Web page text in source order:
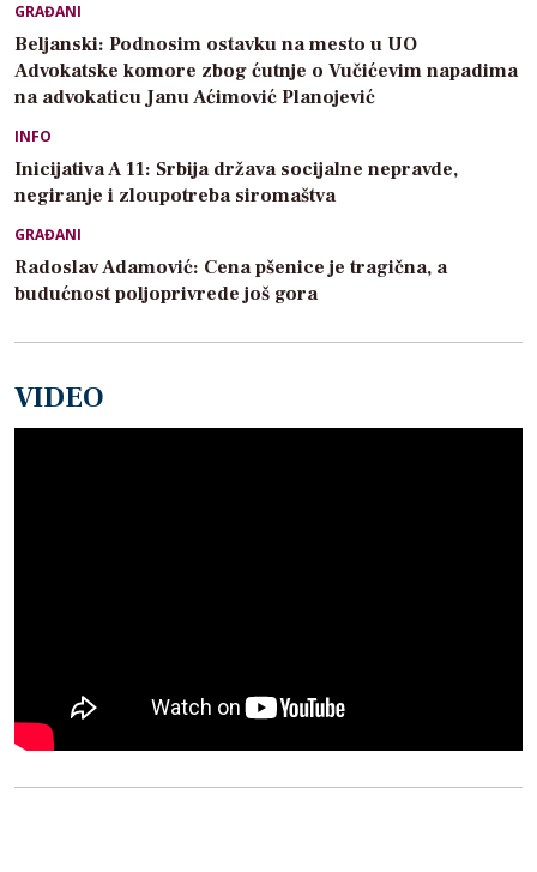
GRAĐANI
Beljanski: Podnosim ostavku na mesto u UO
Advokatske komore zbog ćutnje o Vučićevim napadima
na advokaticu Janu Aćimović Planojević
INFO
Inicijativa A 11: Srbija država socijalne nepravde,
negiranje i zloupotreba siromaštva
GRAĐANI
Radoslav Adamović: Cena pšenice je tragična, a
budućnost poljoprivrede još gora
VIDEO